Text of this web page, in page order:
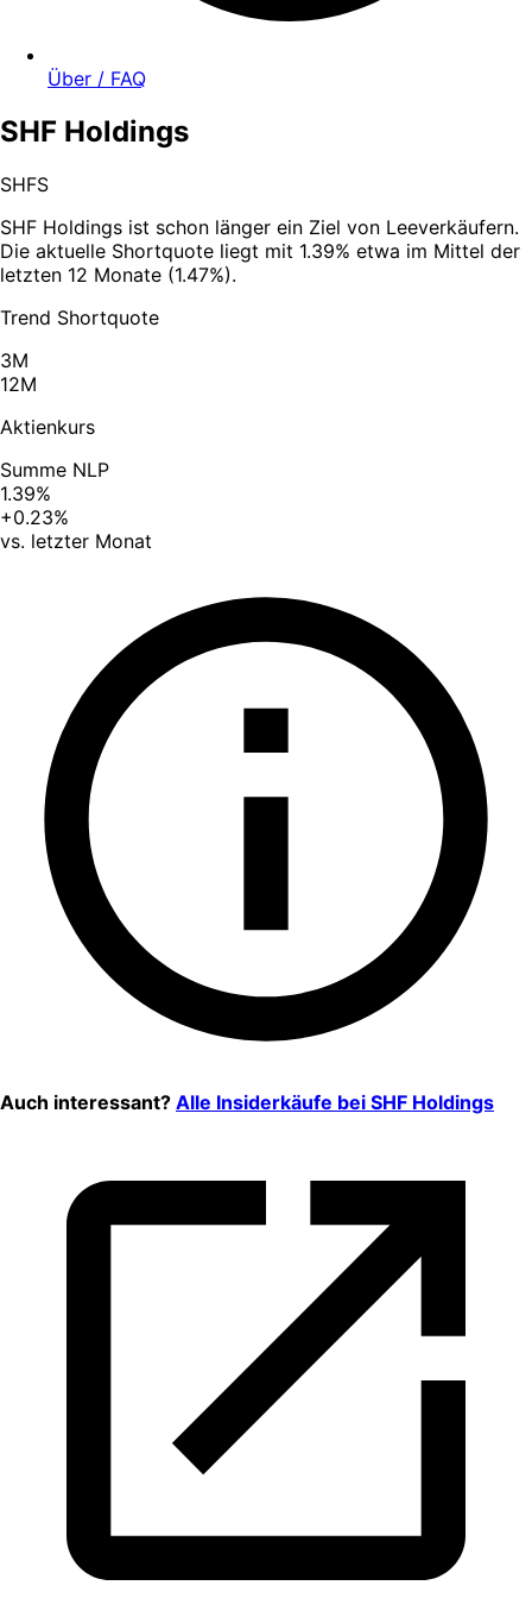
Über / FAQ
SHF Holdings
SHFS
SHF Holdings ist schon länger ein Ziel von Leeverkäufern.
Die aktuelle Shortquote liegt mit 1.39% etwa im Mittel der
letzten 12 Monate (1.47%).
Trend Shortquote
3M
12M
Aktienkurs
Summe NLP
1.39%
+0.23%
vs. letzter Monat
Auch interessant? Alle Insiderkäufe bei SHF Holdings